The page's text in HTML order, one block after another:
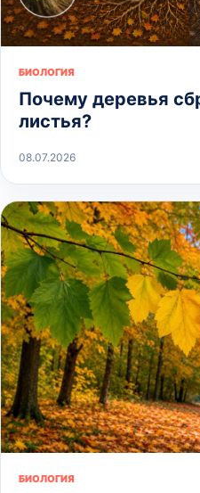
БИОЛОГИЯ
Почему деревья
листья?
08.07.2026
БИОЛОГИЯ